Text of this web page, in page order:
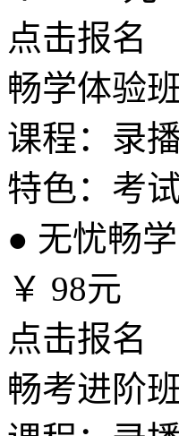
点击报名
畅学体验班
课程：录
特色：考
● 无忧畅
￥ 98元
点击报名
畅考进阶班